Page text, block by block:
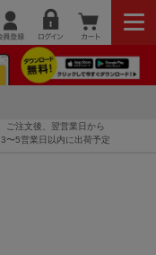
ご注文後、翌営業日から
3〜5営業日以内に出荷予定